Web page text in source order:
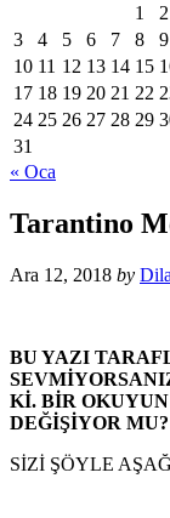
1
2
3
4 5 6 7 8
9
10 11 12 13 14 15
17 18 19 20 21 22
24 25 26 27 28 29
31
« Oca
Tarantino
Ara 12, 2018 by
BU YAZI
Kİ. BİR
DEĞİŞİYOR MU?
SİZİ ŞÖYLE